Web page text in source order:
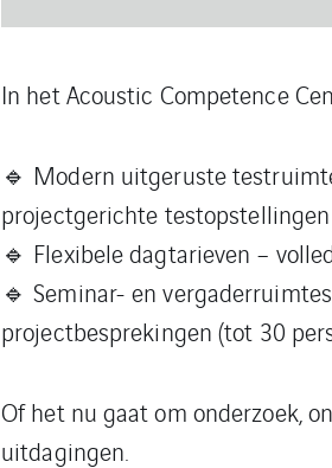
In het Acoustic Competence
🔹 Modern uitgeruste
projectgerichte testopstellingen
🔹 Flexibele dagtarieven –
🔹 Seminar- en
projectbesprekingen (tot 30
Of het nu gaat om onderzoek,
uitdagingen.